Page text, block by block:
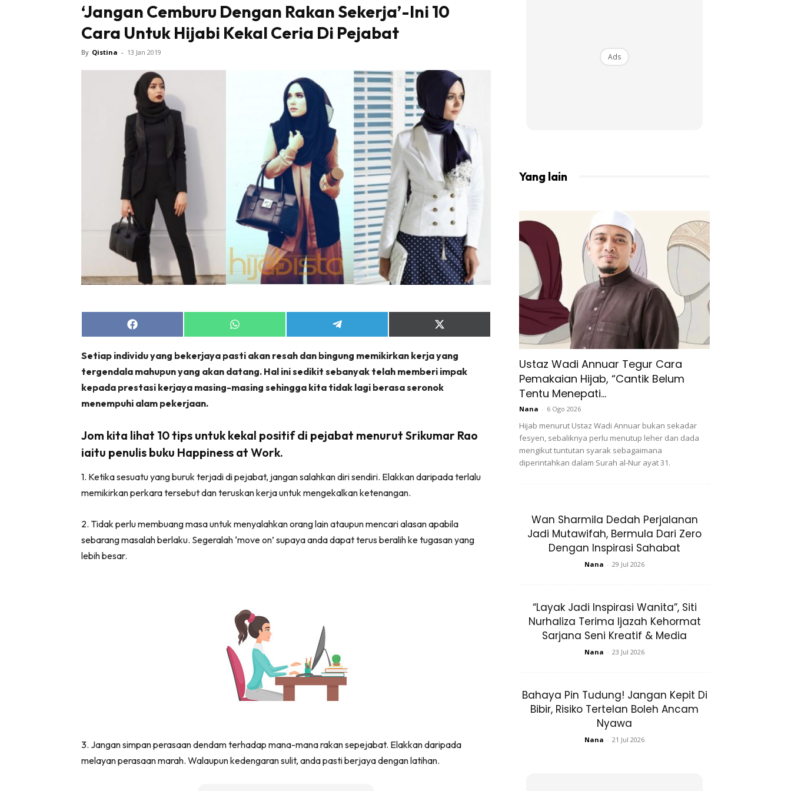
Tampil #1 on top dengan fashion muslimah terkini di HIJABISTA!
KLIK DI SEENI
‘Jangan Cemburu Dengan Rakan Sekerja’-Ini 10
Cara Untuk Hijabi Kekal Ceria Di Pejabat
By Qistina - 13 Jan 2019
Share
on
Share
on
Share
on
Share
on
(Twitter)
Setiap individu yang bekerjaya pasti akan resah dan bingung memikirkan kerja yang
tergendala mahupun yang akan datang. Hal ini sedikit sebanyak telah memberi impak
kepada prestasi kerjaya masing-masing sehingga kita tidak lagi berasa seronok
menempuhi alam pekerjaan.
Jom kita lihat 10 tips untuk kekal positif di pejabat menurut Srikumar Rao
iaitu penulis buku Happiness at Work.
1. Ketika sesuatu yang buruk terjadi di pejabat, jangan salahkan diri sendiri. Elakkan daripada terlalu
memikirkan perkara tersebut dan teruskan kerja untuk mengekalkan ketenangan.
2. Tidak perlu membuang masa untuk menyalahkan orang lain ataupun mencari alasan apabila
sebarang masalah berlaku. Segeralah ‘move on’ supaya anda dapat terus beralih ke tugasan yang
lebih besar.
3. Jangan simpan perasaan dendam terhadap mana-mana rakan sepejabat. Elakkan daripada
melayan perasaan marah. Walaupun kedengaran sulit, anda pasti berjaya dengan latihan.
Ads
Yang lain
Ustaz Wadi Annuar Tegur Cara
Pemakaian Hijab, “Cantik Belum
Tentu Menepati...
Nana - 6 Ogo 2026
Hijab menurut Ustaz Wadi Annuar bukan sekadar
fesyen, sebaliknya perlu menutup leher dan dada
mengikut tuntutan syarak sebagaimana
diperintahkan dalam Surah al-Nur ayat 31.
Wan Sharmila Dedah Perjalanan
Jadi Mutawifah, Bermula Dari Zero
Dengan Inspirasi Sahabat
Nana - 29 Jul 2026
“Layak Jadi Inspirasi Wanita”, Siti
Nurhaliza Terima Ijazah Kehormat
Sarjana Seni Kreatif & Media
Nana - 23 Jul 2026
Bahaya Pin Tudung! Jangan Kepit Di
Bibir, Risiko Tertelan Boleh Ancam
Nyawa
Nana - 21 Jul 2026